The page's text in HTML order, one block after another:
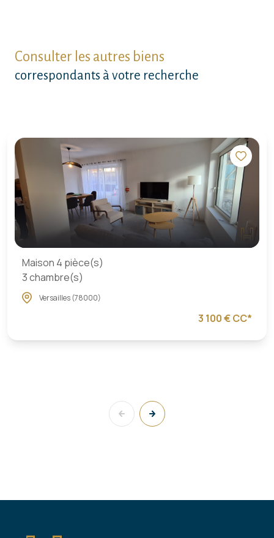
Consulter les autres biens
correspondants à votre recherche
Maison 4 pièce(s)
3 chambre(s)
Versailles (78000)
3 100 € CC*